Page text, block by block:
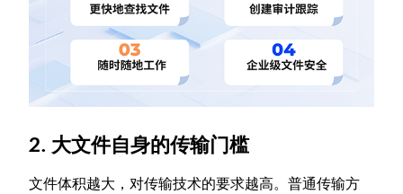
2. 大文件自身的传输门槛
文件体积越大，对传输技术的要求越高。普通传输方